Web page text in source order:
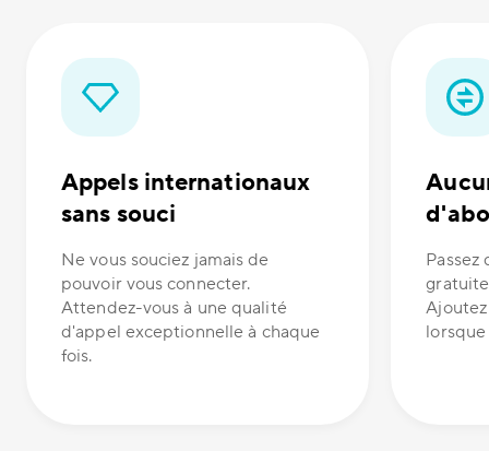
Appels internationaux
sans souci
Ne vous souciez jamais de
pouvoir vous connecter.
Attendez-vous à une qualité
d'appel exceptionnelle à chaque
fois.
Passez
lorsque